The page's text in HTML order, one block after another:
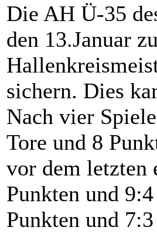
Die AH Ü-35
den 13.Januar
sichern. Dies
Nach vier
Tore und 8
vor dem letzten
Punkten und
Punkten und